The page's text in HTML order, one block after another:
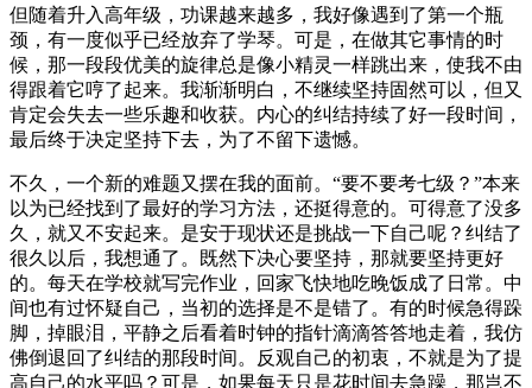
但随着升入高年级，功课越来越多，我好像遇到了第一个瓶
颈，有一度似乎已经放弃了学琴。可是，在做其它事情的时
候，那一段段优美的旋律总是像小精灵一样跳出来，使我不由
得跟着它哼了起来。我渐渐明白，不继续坚持固然可以，但又
肯定会失去一些乐趣和收获。内心的纠结持续了好一段时间，
最后终于决定坚持下去，为了不留下遗憾。
不久，一个新的难题又摆在我的面前。“要不要考七级？”本来
以为已经找到了最好的学习方法，还挺得意的。可得意了没多
久，就又不安起来。是安于现状还是挑战一下自己呢？纠结了
很久以后，我想通了。既然下决心要坚持，那就要坚持更好
的。每天在学校就写完作业，回家飞快地吃晚饭成了日常。中
间也有过怀疑自己，当初的选择是不是错了。有的时候急得跺
脚，掉眼泪，平静之后看着时钟的指针滴滴答答地走着，我仿
佛倒退回了纠结的那段时间。反观自己的初衷，不就是为了提
高自己的水平吗？可是，如果每天只是花时间去急躁，那岂不